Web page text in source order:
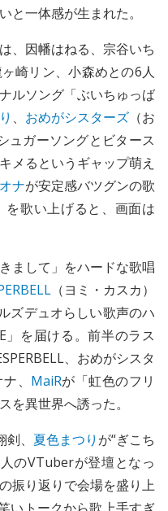
と一体感が生まれた。
、因幡はねる、宗谷いち
崎リン、小森めとの6人
ルソング「ぶいちゅっば
、 おめがシスターズ （お
ュガーソングとビタース
メるというギャップ萌え
ナが安定感バツグンの歌
歌い上げると、画面は
まして」をハードな歌唱
（ヨミ・カスカ）
ズデュオらしい歌声のハ
」を届ける。前半のラス
、おめがシスタ
、 MaiRが「虹色のフリ
を異世界へ誘った。
、 夏色まつり が“ぎこち
のVTuberが登壇となっ
振り返りで会場を盛り上